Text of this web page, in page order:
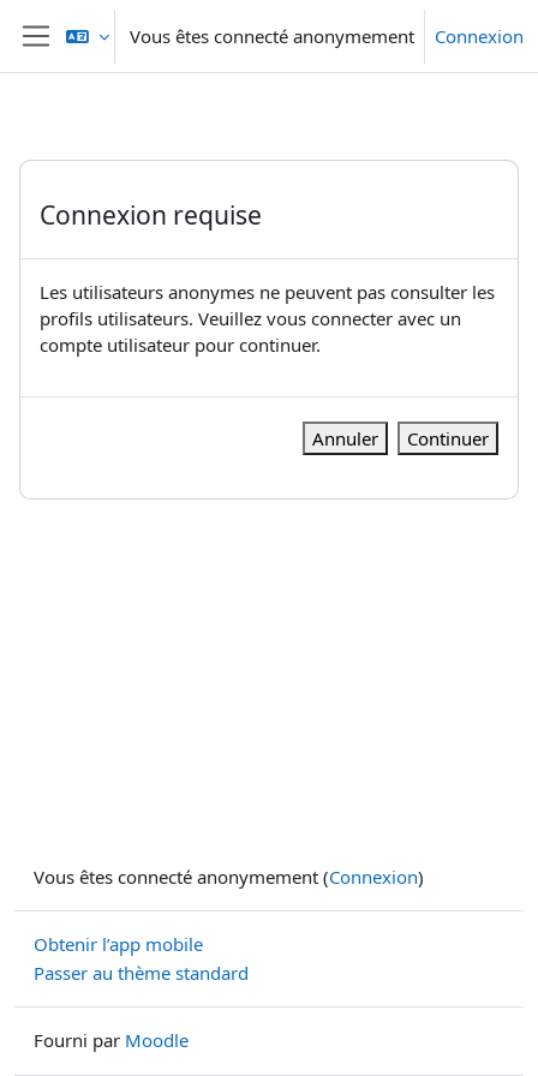
Passer au contenu principal
Panneau latéral
Vous êtes connecté anonymement Connexion
Connexion requise
Les utilisateurs anonymes ne peuvent pas consulter les
profils utilisateurs. Veuillez vous connecter avec un
compte utilisateur pour continuer.
Annuler Continuer
Vous êtes connecté anonymement (Connexion)
Obtenir l’app mobile
Passer au thème standard
Fourni par Moodle